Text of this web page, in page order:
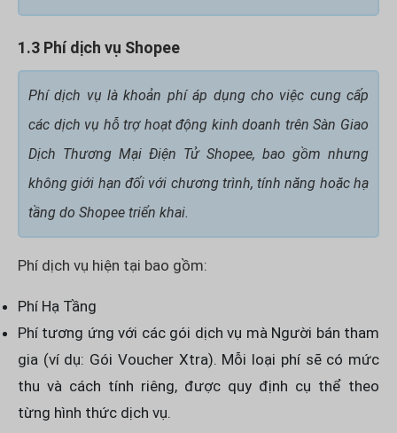
1.3 Phí dịch vụ Shopee
Phí dịch vụ là khoản phí áp dụng cho việc cung cấp
các dịch vụ hỗ trợ hoạt động kinh doanh trên Sàn Giao
Dịch Thương Mại Điện Tử Shopee, bao gồm nhưng
không giới hạn đối với chương trình, tính năng hoặc hạ
tầng do Shopee triển khai.
Phí dịch vụ hiện tại bao gồm:
Phí Hạ Tầng
Phí tương ứng với các gói dịch vụ mà Người bán tham
gia (ví dụ: Gói Voucher Xtra). Mỗi loại phí sẽ có mức
thu và cách tính riêng, được quy định cụ thể theo
từng hình thức dịch vụ.